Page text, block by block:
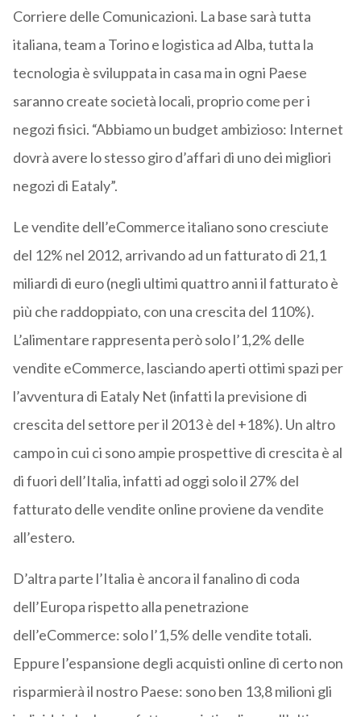
Corriere delle Comunicazioni. La base sarà tutta
italiana, team a Torino e logistica ad Alba, tutta la
tecnologia è sviluppata in casa ma in ogni Paese
saranno create società locali, proprio come per i
negozi fisici. “Abbiamo un budget ambizioso: Internet
dovrà avere lo stesso giro d’affari di uno dei migliori
negozi di Eataly”.
Le vendite dell’eCommerce italiano sono cresciute
del 12% nel 2012, arrivando ad un fatturato di 21,1
miliardi di euro (negli ultimi quattro anni il fatturato è
più che raddoppiato, con una crescita del 110%).
L’alimentare rappresenta però solo l’1,2% delle
vendite eCommerce, lasciando aperti ottimi spazi per
l’avventura di Eataly Net (infatti la previsione di
crescita del settore per il 2013 è del +18%). Un altro
campo in cui ci sono ampie prospettive di crescita è al
di fuori dell’Italia, infatti ad oggi solo il 27% del
fatturato delle vendite online proviene da vendite
all’estero.
D’altra parte l’Italia è ancora il fanalino di coda
dell’Europa rispetto alla penetrazione
dell’eCommerce: solo l’1,5% delle vendite totali.
Eppure l’espansione degli acquisti online di certo non
risparmierà il nostro Paese: sono ben 13,8 milioni gli